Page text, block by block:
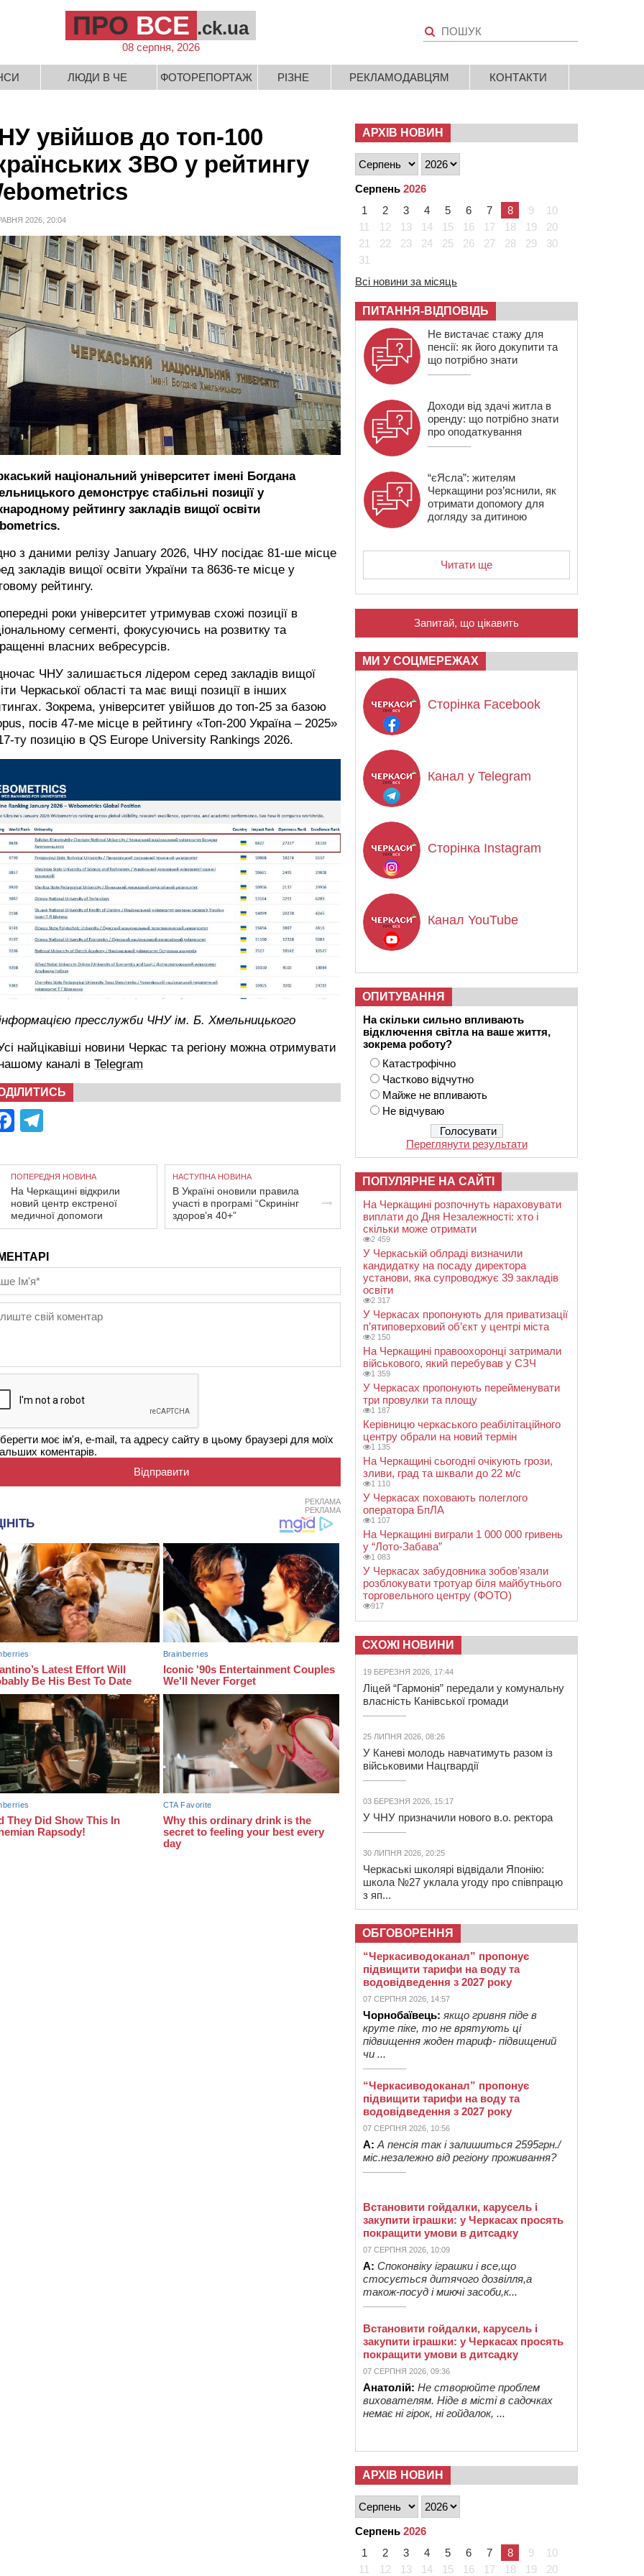
ПРО ВСЕ .ck.ua
08 серпня, 2026
ЛЮДИ В ЧЕ ФОТОРЕПОРТАЖ РІЗНЕ РЕКЛАМОДАВЦЯМ КОНТАКТИ
увійшов до топ-100
ЗВО у рейтингу
2026, 20:04
національний університет імені Богдана
демонструє стабільні позиції у
рейтингу закладів вищої освіти
з даними релізу January 2026, ЧНУ посідає 81-ше місце
закладів вищої освіти України та 8636-те місце у
рейтингу.
роки університет утримував схожі позиції в
сегменті, фокусуючись на розвитку та
власних вебресурсів.
ЧНУ залишається лідером серед закладів вищої
Черкаської області та має вищі позиції в інших
Зокрема, університет увійшов до топ-25 за базою
посів 47-ме місце в рейтингу «Топ-200 Україна – 2025»
ту позицію в QS Europe University Rankings 2026.
пресслужби ЧНУ ім. Б. Хмельницького
найцікавіші новини Черкас та регіону можна отримувати
каналі в Telegram
Facebook
ПОПЕРЕДНЯ НОВИНА
На Черкащині відкрили
новий центр екстреної
медичної допомоги
НАСТУПНА НОВИНА
В Україні оновили правила
участі в програмі “Скринінг
здоров’я 40+”
моє ім'я, e-mail, та адресу сайту в цьому браузері для моїх
коментарів.
РЕКЛАМА
РЕКЛАМА
АРХІВ НОВИН
Серпень 2026
1
2 3 4 5 6 7 8 9
10
11
12 13 14 15 16 17 18 19
20
21
22 23 24 25 26 27 28 29
30
31
Всі новини за місяць
ПИТАННЯ-ВІДПОВІДЬ
Не вистачає стажу для
пенсії: як його докупити та
що потрібно знати
Доходи від здачі житла в
оренду: що потрібно знати
про оподаткування
“єЯсла”: жителям
Черкащини роз’яснили, як
отримати допомогу для
догляду за дитиною
Читати ще
Запитай, що цікавить
МИ У СОЦМЕРЕЖАХ
Сторінка Facebook
Канал у Telegram
Сторінка Instagram
Канал YouTube
ОПИТУВАННЯ
На скільки сильно впливають
відключення світла на ваше життя,
зокрема роботу?
Катастрофічно
Частково відчутно
Майже не впливають
Не відчуваю
Переглянути результати
ПОПУЛЯРНЕ НА САЙТІ
На Черкащині розпочнуть нараховувати
виплати до Дня Незалежності: хто і
скільки може отримати
2 459
У Черкаській облраді визначили
кандидатку на посаду директора
установи, яка супроводжує 39 закладів
освіти
2 317
У Черкасах пропонують для приватизації
п’ятиповерховий об’єкт у центрі міста
2 150
На Черкащині правоохоронці затримали
військового, який перебував у СЗЧ
1 359
У Черкасах пропонують перейменувати
три провулки та площу
1 187
Керівницю черкаського реабілітаційного
центру обрали на новий термін
1 135
На Черкащині сьогодні очікують грози,
зливи, град та шквали до 22 м/с
1 110
У Черкасах поховають полеглого
оператора БпЛА
1 107
На Черкащині виграли 1 000 000 гривень
у “Лото-Забава”
1 083
У Черкасах забудовника зобов’язали
розблокувати тротуар біля майбутнього
торговельного центру (ФОТО)
917
СХОЖІ НОВИНИ
19 БЕРЕЗНЯ 2026, 17:44
Ліцей “Гармонія” передали у комунальну
власність Канівської громади
25 ЛИПНЯ 2026, 08:26
У Каневі молодь навчатимуть разом із
військовими Нацгвардії
03 БЕРЕЗНЯ 2026, 15:17
У ЧНУ призначили нового в.о. ректора
30 ЛИПНЯ 2026, 20:25
Черкаські школярі відвідали Японію:
школа №27 уклала угоду про співпрацю
з яп...
ОБГОВОРЕННЯ
“Черкасиводоканал” пропонує
підвищити тарифи на воду та
водовідведення з 2027 року
07 СЕРПНЯ 2026, 14:57
Чорнобаївець: якщо гривня піде в
круте піке, то не врятують ці
підвищення жоден тариф- підвищений
чи ...
“Черкасиводоканал” пропонує
підвищити тарифи на воду та
водовідведення з 2027 року
07 СЕРПНЯ 2026, 10:56
А: А пенсія так і залишиться 2595грн./
міс.незалежно від регіону проживання?
Встановити гойдалки, карусель і
закупити іграшки: у Черкасах просять
покращити умови в дитсадку
07 СЕРПНЯ 2026, 10:09
А: Споконвіку іграшки і все,що
стосується дитячого дозвілля,а
також-посуд і миючі засоби,к...
Встановити гойдалки, карусель і
закупити іграшки: у Черкасах просять
покращити умови в дитсадку
07 СЕРПНЯ 2026, 09:36
Анатолій: Не створюйте проблем
вихователям. Ніде в місті в садочках
немає ні гірок, ні гойдалок, ...
АРХІВ НОВИН
Серпень 2026
1
2 3 4 5 6 7 8 9
10
11
12 13 14 15 16 17 18 19 20